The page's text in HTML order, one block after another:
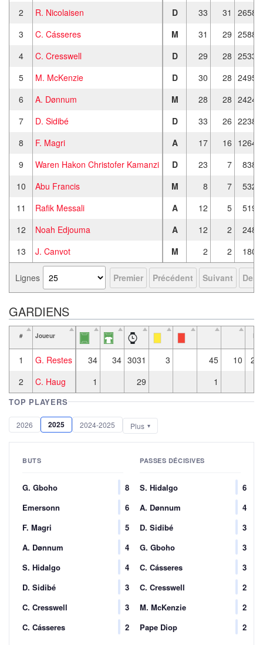
2 R. Nicolaisen D 33 31
2658
3
C. Cásseres M 31 29 2588
4
C. Cresswell D 29 28 2533
5
M. McKenzie D 30 28 2495
6
A. Dønnum M 28 28 2424
7
D. Sidibé D 33 26 2238
8
F. Magri A 17 16 1264
9
Waren Hakon Christofer Kamanzi D 23 7
838
10
Abu Francis M 8 7
532
11
Rafik Messali A 12 5
519
12
Noah Edjouma A 12 2
248
13
J. Canvot M 2 2 180
Lignes Premier Précédent Suivant
GARDIENS
# Joueur
1 G. Restes 34 34 3031 3 45 10
2
C. Haug 1 29 1
TOP PLAYERS
2026 2025 2024-2025 Plus
BUTS
G. Gboho
8
Emersonn
6
F. Magri
5
A. Dønnum
4
S. Hidalgo
4
D. Sidibé
3
C. Cresswell
3
C. Cásseres
2
PASSES DÉCISIVES
S. Hidalgo
6
A. Dønnum
4
D. Sidibé
3
G. Gboho
3
C. Cásseres
3
C. Cresswell
2
M. McKenzie
2
Pape Diop
2